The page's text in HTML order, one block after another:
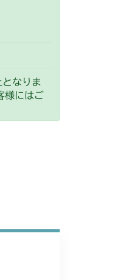
なりま
様にはご